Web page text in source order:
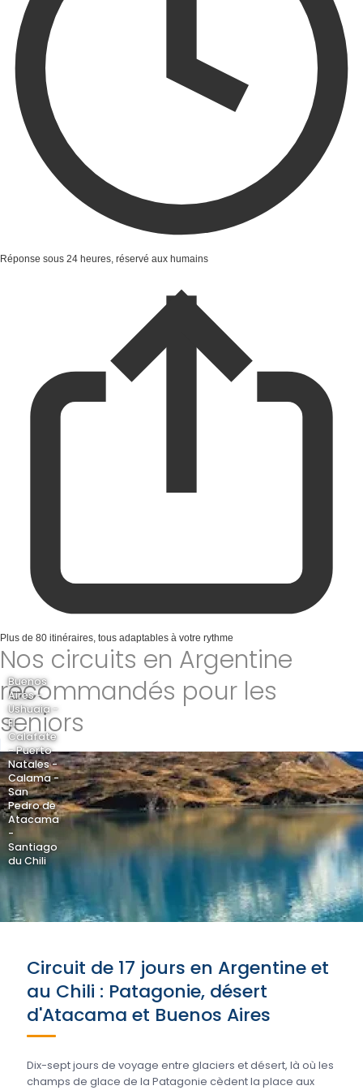
Réponse sous 24 heures, réservé aux humains
Plus de 80 itinéraires, tous adaptables à votre rythme
Nos circuits en Argentine
recommandés pour les
seniors
Buenos
Aires -
Ushuaia -
El
Calafate
- Puerto
Natales -
Calama -
San
Pedro de
Atacama
-
Santiago
du Chili
Circuit de 17 jours en Argentine et
au Chili : Patagonie, désert
d'Atacama et Buenos Aires
Dix-sept jours de voyage entre glaciers et désert, là où les
champs de glace de la Patagonie cèdent la place aux